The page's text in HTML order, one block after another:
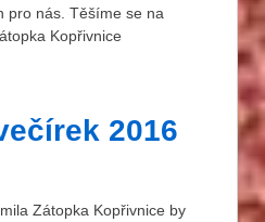
pro nás. Těšíme se na
Kopřivnice
2016
Zátopka Kopřivnice by